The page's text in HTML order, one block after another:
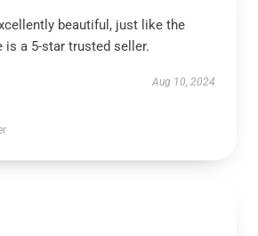
beautiful, just like the
is a 5-star trusted seller.
Aug 10, 2024